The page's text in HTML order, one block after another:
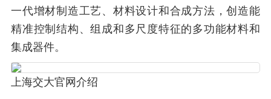
一代增材制造工艺、材料设计和合成方法，创造能
精准控制结构、组成和多尺度特征的多功能材料和
集成器件。
上海交大官网介绍